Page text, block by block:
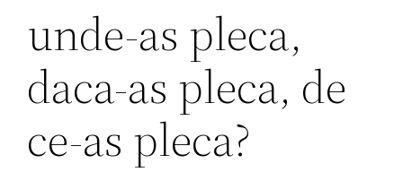
unde-as pleca,
daca-as pleca, de
ce-as pleca?